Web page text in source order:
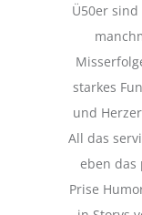
Ü50er
starkes
und
All das
eben das
Prise